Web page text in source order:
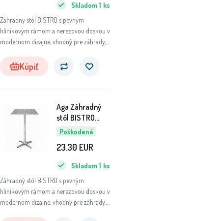
Záhradný stôl BISTRO s pevným
hliníkovým rámom a nerezovou doskou v
modernom dizajne, vhodný pre záhrady,
Skladom 1 ks
Kúpiť
Poškodené
Aga Záhradný
stôl BISTRO
6DAZ313 - II.
AKOSŤ
Záhradný stôl BISTRO s pevným
hliníkovým rámom a nerezovou doskou v
modernom dizajne, vhodný pre záhrady,
Skladom 1 ks
23.30 EUR